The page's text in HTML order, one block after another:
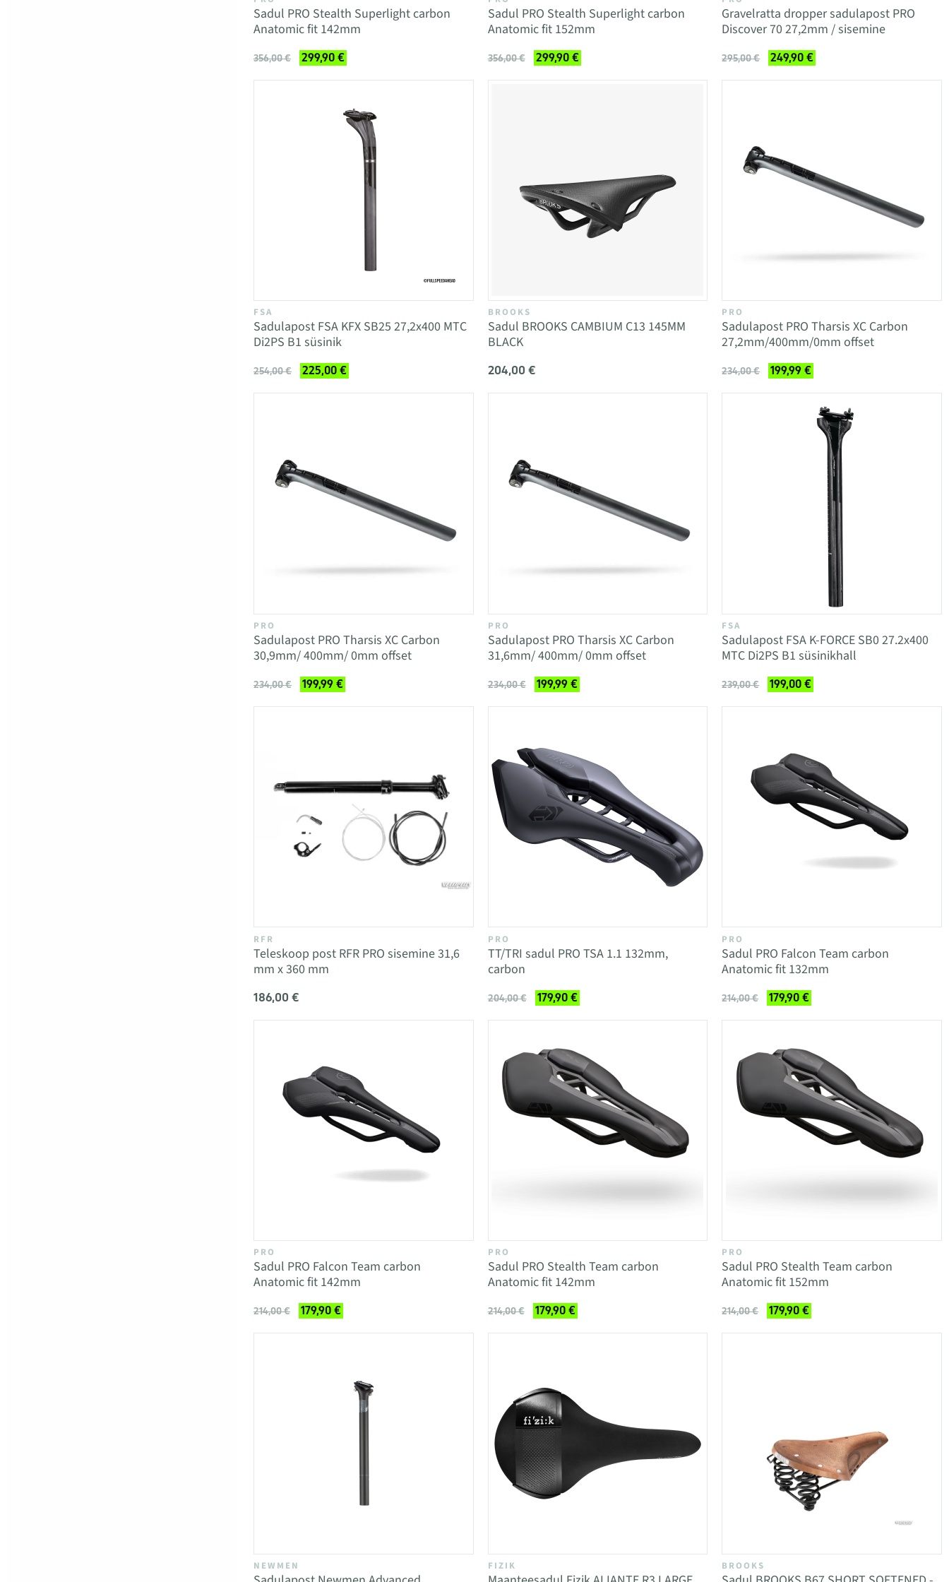
Sadul PRO Stealth Superlight carbon
Anatomic fit 142mm
356,00 € 299,90 €
Sadul PRO Stealth Superlight carbon
Anatomic fit 152mm
356,00 € 299,90 €
Gravelratta dropper sadulapost PRO
Discover 70 27,2mm / sisemine
295,00 € 249,90 €
FSA
Sadulapost FSA KFX SB25 27,2x400 MTC
Di2PS B1 süsinik
254,00 € 225,00 €
BROOKS
Sadul BROOKS CAMBIUM C13 145MM
BLACK
204,00 €
PRO
Sadulapost PRO Tharsis XC Carbon
27,2mm/400mm/0mm offset
234,00 € 199,99 €
PRO
Sadulapost PRO Tharsis XC Carbon
30,9mm/ 400mm/ 0mm offset
234,00 € 199,99 €
PRO
Sadulapost PRO Tharsis XC Carbon
31,6mm/ 400mm/ 0mm offset
234,00 € 199,99 €
FSA
Sadulapost FSA K-FORCE SB0 27.2x400
MTC Di2PS B1 süsinikhall
239,00 € 199,00 €
RFR
Teleskoop post RFR PRO sisemine 31,6
mm x 360 mm
186,00 €
PRO
TT/TRI sadul PRO TSA 1.1 132mm,
carbon
204,00 € 179,90 €
PRO
Sadul PRO Falcon Team carbon
Anatomic fit 132mm
214,00 € 179,90 €
PRO
Sadul PRO Falcon Team carbon
Anatomic fit 142mm
214,00 € 179,90 €
PRO
Sadul PRO Stealth Team carbon
Anatomic fit 142mm
214,00 € 179,90 €
PRO
Sadul PRO Stealth Team carbon
Anatomic fit 152mm
214,00 € 179,90 €
NEWMEN FIZIK BROOKS